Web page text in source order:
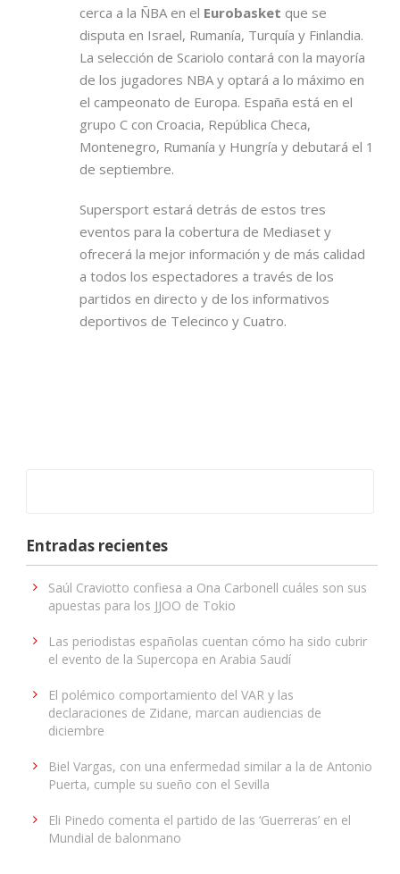
cerca a la ÑBA en el Eurobasket que se
disputa en Israel, Rumanía, Turquía y Finlandia.
La selección de Scariolo contará con la mayoría
de los jugadores NBA y optará a lo máximo en
el campeonato de Europa. España está en el
grupo C con Croacia, República Checa,
Montenegro, Rumanía y Hungría y debutará el 1
de septiembre.
Supersport estará detrás de estos tres
eventos para la cobertura de Mediaset y
ofrecerá la mejor información y de más calidad
a todos los espectadores a través de los
partidos en directo y de los informativos
deportivos de Telecinco y Cuatro.
Entradas recientes
Saúl Craviotto confiesa a Ona Carbonell cuáles son sus
apuestas para los JJOO de Tokio
Las periodistas españolas cuentan cómo ha sido cubrir
el evento de la Supercopa en Arabia Saudí
El polémico comportamiento del VAR y las
declaraciones de Zidane, marcan audiencias de
diciembre
Biel Vargas, con una enfermedad similar a la de Antonio
Puerta, cumple su sueño con el Sevilla
Eli Pinedo comenta el partido de las ‘Guerreras’ en el
Mundial de balonmano